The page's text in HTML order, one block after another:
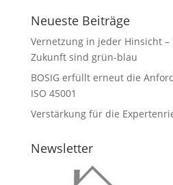
Neueste Beiträge
Vernetzung in jeder Hinsicht –
Zukunft sind grün-blau
BOSIG erfüllt erneut die
ISO 45001
Verstärkung für die
Newsletter